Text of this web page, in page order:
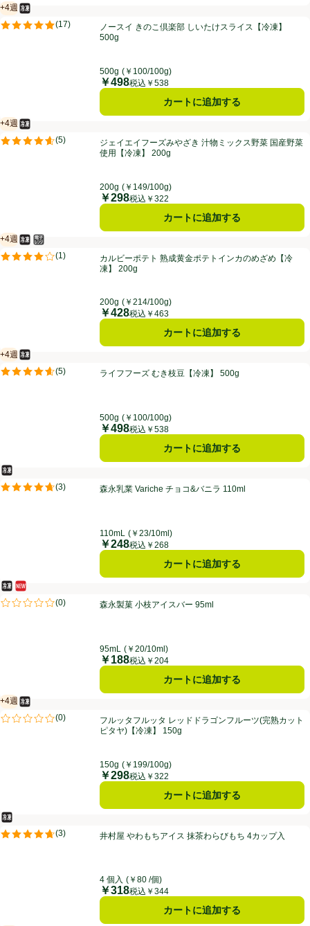
ノースイ きのこ倶楽部 しいたけスライス【冷凍】 500g
+4週
賞味・消費期限保証：4週間
冷凍食品
(17)
評価は17件のレビューで5点中4.9点。ノースイ きのこ倶楽部 しいたけスライス【冷凍】
500g
500g (￥100/100g)
価格
￥498税込￥538
カートに追加する
ジェイエイフーズみやざき 汁物ミックス野菜 国産野菜使用【冷凍】
+4週
賞味・消費期限保証：4週間
冷凍食品
(5)
評価は5件のレビューで5点中4.6点。ジェイエイフーズみやざき 汁物ミックス野菜 国産野菜
使用【冷凍】 200g
200g (￥149/100g)
価格
￥298税込￥322
カートに追加する
カルビーポテト 熟成黄金ポテトインカのめざめ【冷凍】 200g
+4週
賞味・消費期限保証：4週間
冷凍食品
電子レンジ使用可
(1)
評価は1件のレビューで5点中4.0点。カルビーポテト 熟成黄金ポテトインカのめざめ【冷
凍】 200g
200g (￥214/100g)
価格
￥428税込￥463
カートに追加する
ライフフーズ むき枝豆【冷凍】 500g
+4週
賞味・消費期限保証：4週間
冷凍食品
(5)
評価は5件のレビューで5点中4.6点。ライフフーズ むき枝豆【冷凍】 500g
500g (￥100/100g)
価格
￥498税込￥538
カートに追加する
森永乳業 Variche チョコ&バニラ 110ml
冷凍食品
(3)
評価は3件のレビューで5点中4.7点。森永乳業 Variche チョコ&バニラ 110ml
110mL (￥23/10ml)
価格
￥248税込￥268
カートに追加する
森永製菓 小枝アイスバー 95ml
冷凍食品
新商品
(0)
評価は0件のレビューで5点中0.0点。
森永製菓 小枝アイスバー 95ml
95mL (￥20/10ml)
価格
￥188税込￥204
カートに追加する
フルッタフルッタ レッドドラゴンフルーツ(完熟カットピタヤ)【冷凍
+4週
賞味・消費期限保証：4週間
冷凍食品
(0)
評価は0件のレビューで5点中0.0点。フルッタフルッタ レッドドラゴンフルーツ(完熟カット
ピタヤ)【冷凍】 150g
150g (￥199/100g)
価格
￥298税込￥322
カートに追加する
井村屋 やわもちアイス 抹茶わらびもち 4カップ入
冷凍食品
(3)
評価は3件のレビューで5点中4.7点。井村屋 やわもちアイス 抹茶わらびもち 4カップ入
4 個入 (￥80 /個)
価格
￥318税込￥344
カートに追加する